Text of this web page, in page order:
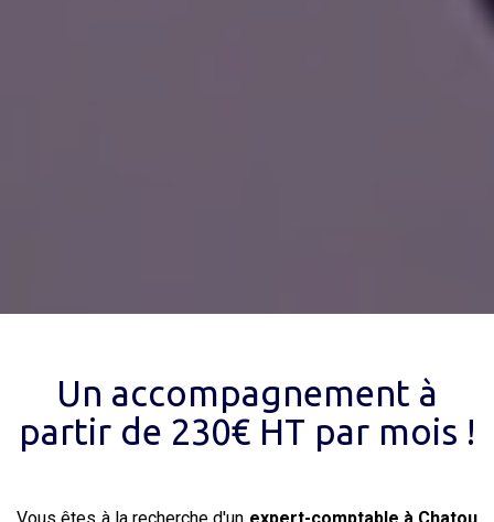
Un accompagnement à
partir de 230€ HT par mois !